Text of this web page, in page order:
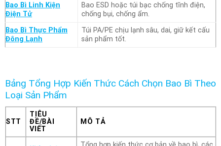
Bao Bì Linh Kiện
Điện Tử
Bao ESD hoặc túi bạc chống tĩnh điện,
chống bụi, chống ẩm.
Bao Bì Thực Phẩm
Đông Lạnh
Túi PA/PE chịu lạnh sâu, dai, giữ kết cấu
sản phẩm tốt.
Bảng Tổng Hợp Kiến Thức Cách Chọn Bao Bì Theo
Loại Sản Phẩm
STT
TIÊU
ĐỀ/BÀI
VIẾT
MÔ TẢ